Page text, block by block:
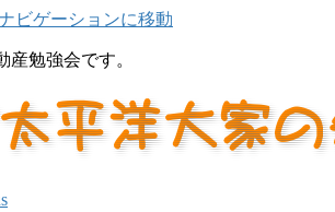
ビゲーションに移動
産勉強会です。